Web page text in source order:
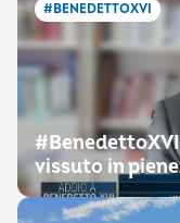
#BENEDETTOXVI
vissuto in